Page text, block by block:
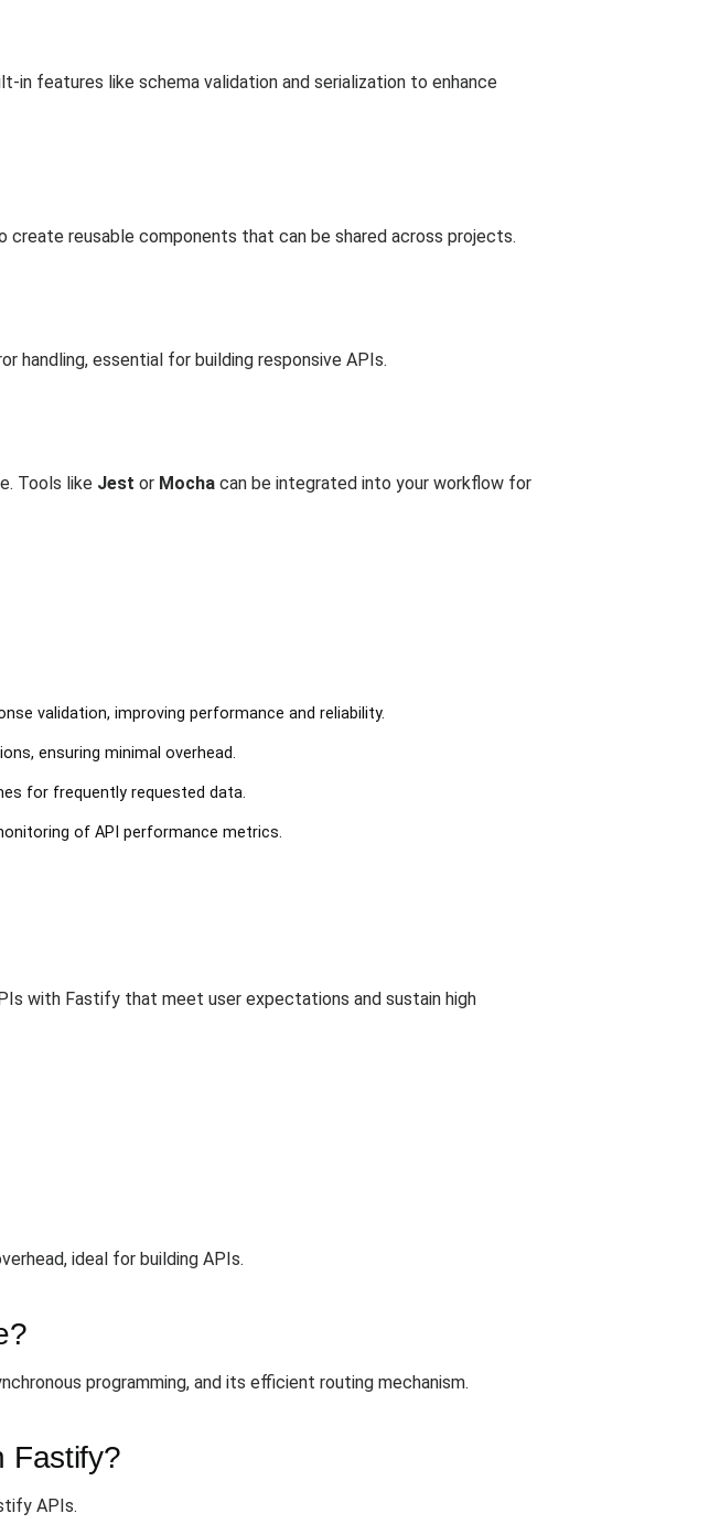
in features like schema validation and serialization to enhance
reusable components that can be shared across projects.
handling, essential for building responsive APIs.
Tools like Jest or Mocha can be integrated into your workflow for
validation, improving performance and reliability.
ensuring minimal overhead.
for frequently requested data.
of API performance metrics.
with Fastify that meet user expectations and sustain high
ideal for building APIs.
programming, and its efficient routing mechanism.
Fastify?
APIs.